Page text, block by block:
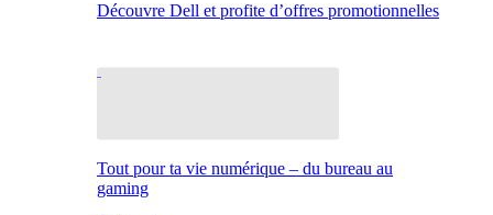
Découvre Dell et profite d’offres promotionnelles
Tout pour ta vie numérique – du bureau au
gaming